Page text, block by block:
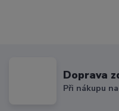
Doprava
Při nákupu